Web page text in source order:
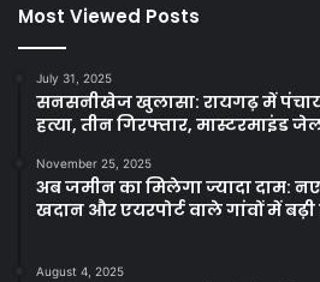
Most Viewed Posts
July 31, 2025
सनसनीखेज खुलासा: रायगढ़ में
हत्या, तीन गिरफ्तार, मास्टरमाइंड
November 25, 2025
अब जमीन का मिलेगा ज्यादा दाम:
खदान और एयरपोर्ट वाले गांवों में बढ़ी
August 4, 2025